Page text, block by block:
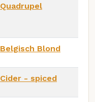
Quadrupel
Belgisch Blond
Cider - spiced